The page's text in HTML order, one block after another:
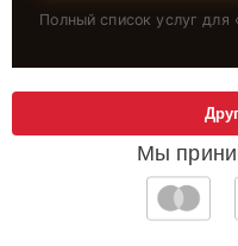
Полный список услуг для
Мы